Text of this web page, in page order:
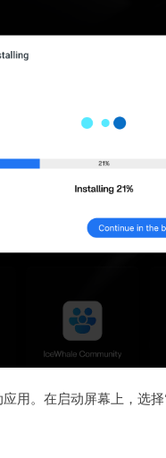
用。在启动屏幕上，选